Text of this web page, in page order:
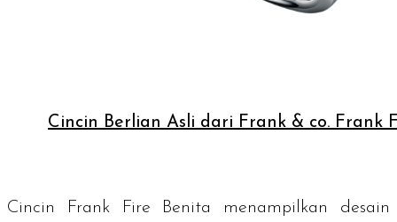
Cincin Berlian Asli dari Frank & co. Frank
Cincin Frank Fire Benita menampilkan desain